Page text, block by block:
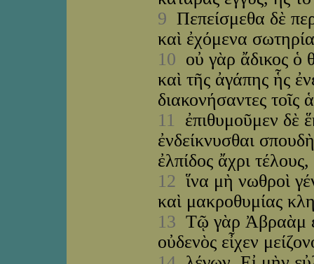
9 Πεπείσμεθα δὲ
καὶ ἐχόμενα
10 οὐ γὰρ ἄδικος ὁ
καὶ τῆς ἀγάπης ἧς
διακονήσαντες τοῖς
11 ἐπιθυμοῦμεν δὲ
ἐνδείκνυσθαι
ἐλπίδος ἄχρι τέλους,
12 ἵνα μὴ νωθροὶ
καὶ μακροθυμίας
13 Τῷ γὰρ Ἀβραὰμ
οὐδενὸς εἶχεν